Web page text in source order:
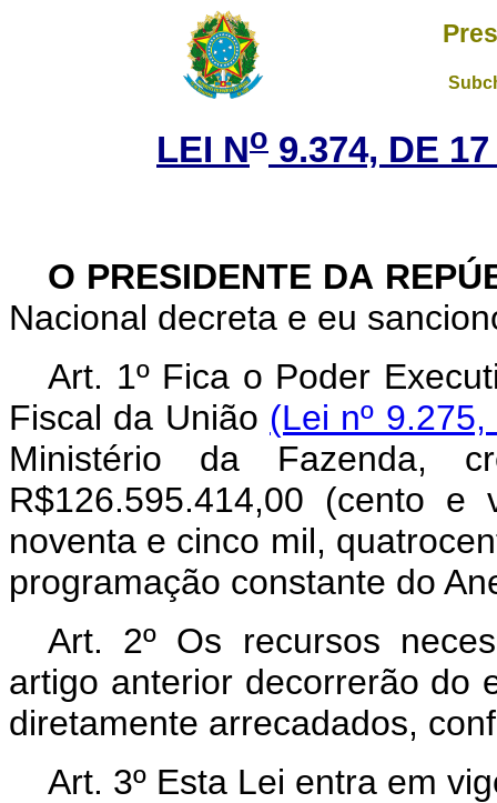
LEI No 9.374, DE
O PRESIDENTE DA
Nacional decreta e eu
Art. 1º Fica o Poder
Fiscal da União (Lei nº
Ministério da Fazenda,
R$126.595.414,00 (cento
noventa e cinco mil,
programação constante do
Art. 2º Os recursos
artigo anterior decorrerão do
diretamente arrecadados,
Art. 3º Esta Lei entra em